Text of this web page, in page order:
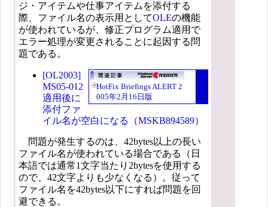
ジ・アイテムや仕事アイテムを添付する
際、ファイル名の表示用としてOLEの機能
が使われているが、修正プログラム適用で
エラー処理が変更されることに起因する問
題である。
HotFix Briefings ALERT 2
005年2月16日版
[OL2003]
MS05-012
適用後に
添付ファ
イル名が空白になる（MSKB894589）
問題が発生するのは、42bytes以上の長い
ファイル名が使われている場合である（日
本語では通常1文字当たり2bytesを使用する
ので、42文字よりも少なくなる）。従って
ファイル名を42bytes以下にすれば問題を回
避できる。